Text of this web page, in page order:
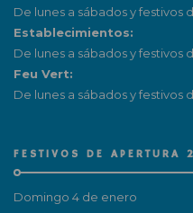
De lunes a sábados y festivos
Establecimientos:
De lunes a sábados y festivos
Feu Vert:
De lunes a sábados y festivos
FESTIVOS DE APERTURA
Domingo 4 de enero